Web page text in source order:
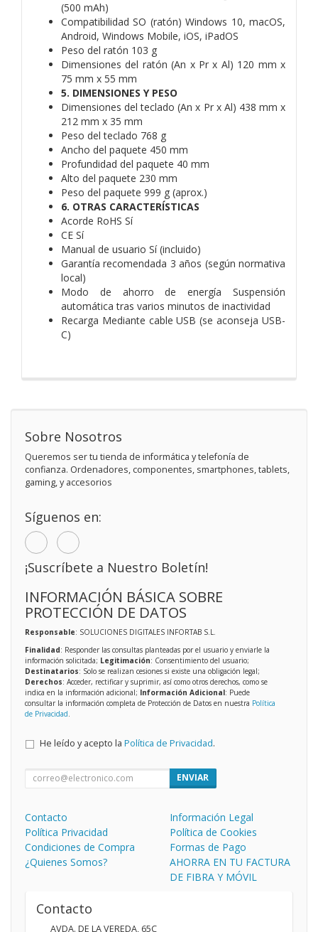
(500 mAh)
Compatibilidad SO (ratón) Windows 10, macOS,
Android, Windows Mobile, iOS, iPadOS
Peso del ratón 103 g
Dimensiones del ratón (An x Pr x Al) 120 mm x
75 mm x 55 mm
5. DIMENSIONES Y PESO
Dimensiones del teclado (An x Pr x Al) 438 mm x
212 mm x 35 mm
Peso del teclado 768 g
Ancho del paquete 450 mm
Profundidad del paquete 40 mm
Alto del paquete 230 mm
Peso del paquete 999 g (aprox.)
6. OTRAS CARACTERÍSTICAS
Acorde RoHS Sí
CE Sí
Manual de usuario Sí (incluido)
Garantía recomendada 3 años (según normativa
local)
Modo de ahorro de energía Suspensión
automática tras varios minutos de inactividad
Recarga Mediante cable USB (se aconseja USB-
C)
Sobre Nosotros
Queremos ser tu tienda de informática y telefonía de
confianza. Ordenadores, componentes, smartphones, tablets,
gaming, y accesorios
Síguenos en:
¡Suscríbete a Nuestro Boletín!
INFORMACIÓN BÁSICA SOBRE
PROTECCIÓN DE DATOS
Responsable: SOLUCIONES DIGITALES INFORTAB S.L.
Finalidad: Responder las consultas planteadas por el usuario y enviarle la
información solicitada; Legitimación: Consentimiento del usuario;
Destinatarios: Solo se realizan cesiones si existe una obligación legal;
Derechos: Acceder, rectificar y suprimir, así como otros derechos, como se
indica en la información adicional; Información Adicional: Puede
consultar la información completa de Protección de Datos en nuestra Política
de Privacidad
He leído y acepto la Política de Privacidad.
ENVIAR
Contacto
Información Legal
Política Privacidad
Política de Cookies
Condiciones de Compra
Formas de Pago
¿Quienes Somos?
AHORRA EN TU FACTURA
DE FIBRA Y MÓVIL
Contacto
AVDA. DE LA VEREDA, 65C